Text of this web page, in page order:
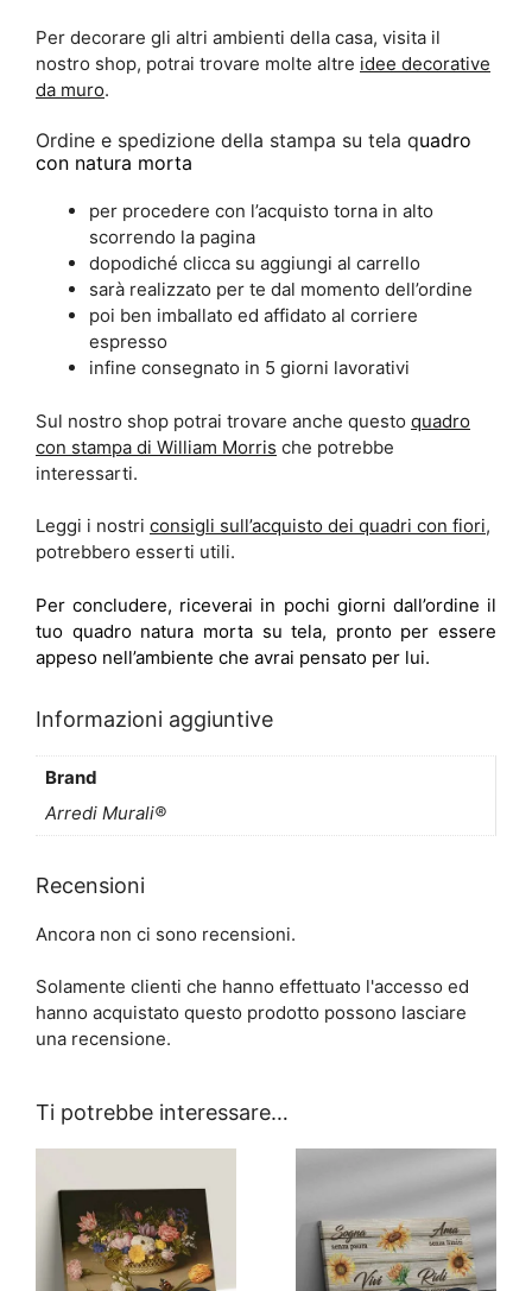
Per decorare gli altri ambienti della casa, visita il
nostro shop, potrai trovare molte altre idee decorative
da muro.
Ordine e spedizione della stampa su tela quadro
con natura morta
per procedere con l’acquisto torna in alto
scorrendo la pagina
dopodiché clicca su aggiungi al carrello
sarà realizzato per te dal momento dell’ordine
poi ben imballato ed affidato al corriere
espresso
infine consegnato in 5 giorni lavorativi
Sul nostro shop potrai trovare anche questo quadro
con stampa di William Morris che potrebbe
interessarti.
Leggi i nostri consigli sull’acquisto dei quadri con fiori,
potrebbero esserti utili.
Per concludere, riceverai in pochi giorni dall’ordine il
tuo quadro natura morta su tela, pronto per essere
appeso nell’ambiente che avrai pensato per lui.
Informazioni aggiuntive
Brand
Arredi Murali®
Recensioni
Ancora non ci sono recensioni.
Solamente clienti che hanno effettuato l'accesso ed
hanno acquistato questo prodotto possono lasciare
una recensione.
Ti potrebbe interessare…